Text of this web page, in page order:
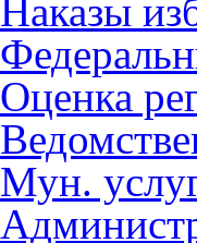
Наказы
Оценка
Мун.